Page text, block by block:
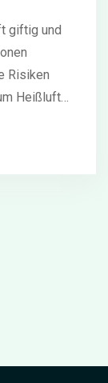
giftig und
Risiken
Heißluft